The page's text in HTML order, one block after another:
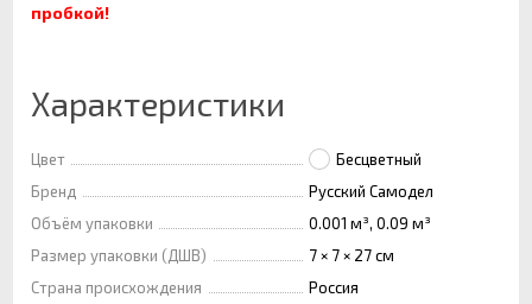
пробкой!
Характеристики
Цвет
Бесцветный
Бренд
Русский Самодел
Объём упаковки
0.001 м³, 0.09 м³
Размер упаковки (ДШВ)
7 × 7 × 27 см
Страна происхождения
Россия